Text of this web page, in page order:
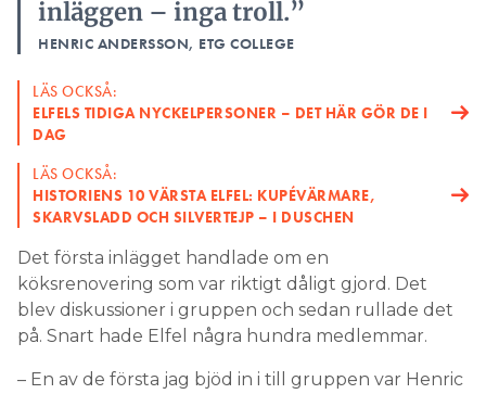
inläggen – inga troll.”
HENRIC ANDERSSON, ETG COLLEGE
LÄS OCKSÅ:
ELFELS TIDIGA NYCKELPERSONER – DET HÄR GÖR DE I
DAG
LÄS OCKSÅ:
HISTORIENS 10 VÄRSTA ELFEL: KUPÉVÄRMARE,
SKARVSLADD OCH SILVERTEJP – I DUSCHEN
Det första inlägget handlade om en
köksrenovering som var riktigt dåligt gjord. Det
blev diskussioner i gruppen och sedan rullade det
på. Snart hade Elfel några hundra medlemmar.
– En av de första jag bjöd in i till gruppen var Henric